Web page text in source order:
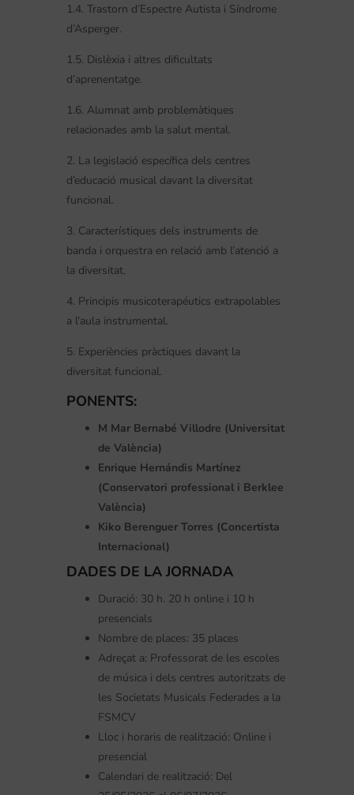
1.4. Trastorn d’Espectre Autista i Síndrome
d’Asperger.
1.5. Dislèxia i altres dificultats
d’aprenentatge.
1.6. Alumnat amb problemàtiques
relacionades amb la salut mental.
2. La legislació específica dels centres
d’educació musical davant la diversitat
funcional.
3. Característiques dels instruments de
banda i orquestra en relació amb l’atenció a
la diversitat.
4. Principis musicoterapéutics extrapolables
a l’aula instrumental.
5. Experiències pràctiques davant la
diversitat funcional.
PONENTS:
M Mar Bernabé Villodre (Universitat
de València)
Enrique Hernándis Martínez
(Conservatori professional i Berklee
València)
Kiko Berenguer Torres (Concertista
Internacional)
DADES DE LA JORNADA
Duració: 30 h. 20 h online i 10 h
presencials
Nombre de places: 35 places
Adreçat a: Professorat de les escoles
de música i dels centres autoritzats de
les Societats Musicals Federades a la
FSMCV
Lloc i horaris de realització: Online i
presencial
Calendari de realització: Del